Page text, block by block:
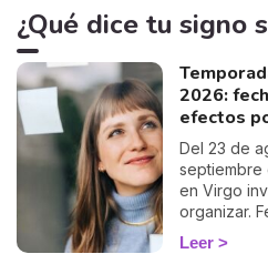
como un
el primero
península
un siglo—,
artículo,
sobre
de
convertirse
oportunidad
¿Qué dice tu signo
2026:
efectos
Del 23 de
septiembre
en Virgo
organizar.
qué cambia
Leer